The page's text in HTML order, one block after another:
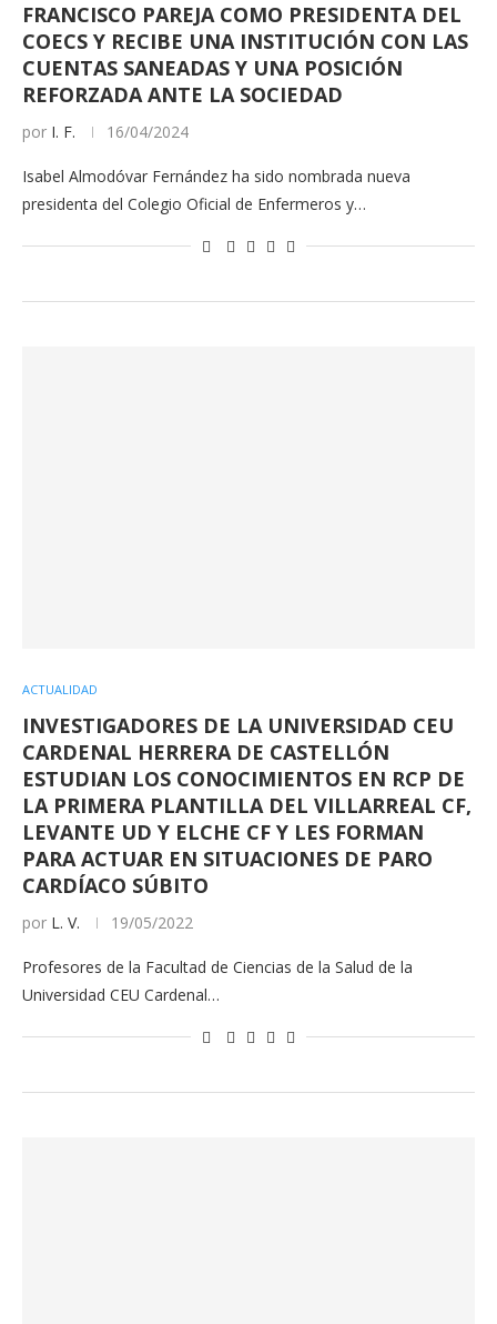
FRANCISCO PAREJA COMO PRESIDENTA DEL
COECS Y RECIBE UNA INSTITUCIÓN CON LAS
CUENTAS SANEADAS Y UNA POSICIÓN
REFORZADA ANTE LA SOCIEDAD
por I. F. 16/04/2024
Isabel Almodóvar Fernández ha sido nombrada nueva
presidenta del Colegio Oficial de Enfermeros y…
ACTUALIDAD
INVESTIGADORES DE LA UNIVERSIDAD CEU
CARDENAL HERRERA DE CASTELLÓN
ESTUDIAN LOS CONOCIMIENTOS EN RCP DE
LA PRIMERA PLANTILLA DEL VILLARREAL CF,
LEVANTE UD Y ELCHE CF Y LES FORMAN
PARA ACTUAR EN SITUACIONES DE PARO
CARDÍACO SÚBITO
por L. V. 19/05/2022
Profesores de la Facultad de Ciencias de la Salud de la
Universidad CEU Cardenal…